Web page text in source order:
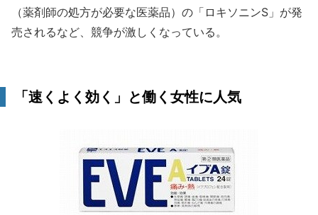
（薬剤師の処方が必要な医薬品）の「ロキソニンS」が発
売されるなど、競争が激しくなっている。
「速くよく効く」と働く女性に人気